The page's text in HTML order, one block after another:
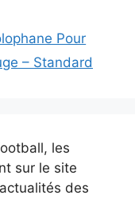
Pour
– Standard
les
sur le site
des